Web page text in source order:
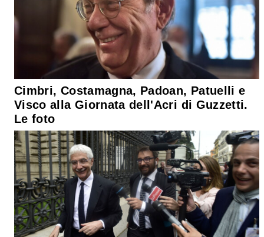
Cimbri, Costamagna, Padoan, Patuelli e
Visco alla Giornata dell'Acri di Guzzetti.
Le foto